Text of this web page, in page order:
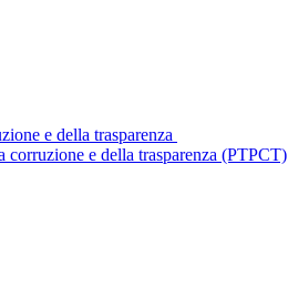
e della trasparenza
corruzione e della trasparenza (PTPCT)